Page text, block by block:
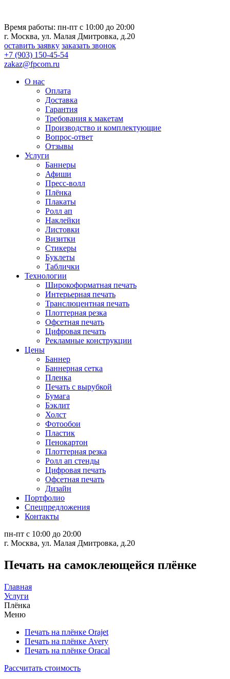
Время работы: пн-пт с 10:00 до 20:00
г. Москва, ул. Малая Дмитровка, д.20
оставить заявку заказать звонок
+7 (903) 150-45-54
zakaz@fpcom.ru
О нас
Оплата
Доставка
Гарантия
Требования к макетам
Производство и комплектующие
Вопрос-ответ
Отзывы
Услуги
Баннеры
Афиши
Пресс-волл
Плёнка
Плакаты
Ролл ап
Наклейки
Листовки
Визитки
Стикеры
Буклеты
Таблички
Технологии
Широкоформатная печать
Интерьерная печать
Транслюцентная печать
Плоттерная резка
Офсетная печать
Цифровая печать
Рекламные конструкции
Цены
Баннер
Баннерная сетка
Пленка
Печать с вырубкой
Бумага
Бэклит
Холст
Фотообои
Пластик
Пенокартон
Плоттерная резка
Ролл ап стенды
Цифровая печать
Офсетная печать
Дизайн
Портфолио
Спецпредложения
Контакты
пн-пт с 10:00 до 20:00
г. Москва, ул. Малая Дмитровка, д.20
Печать на самоклеющейся плёнке
Главная
Услуги
Плёнка
Меню
Печать на плёнке Orajet
Печать на плёнке Avery
Печать на плёнке Oracal
Рассчитать стоимость